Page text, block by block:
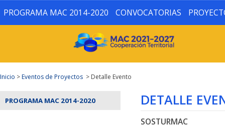
PROGRAMA MAC 2014-2020 CONVOCATORIAS
Inicio >Eventos de Proyectos > Detalle Evento
PROGRAMA MAC 2014-2020 DETALLE
SOSTURMAC